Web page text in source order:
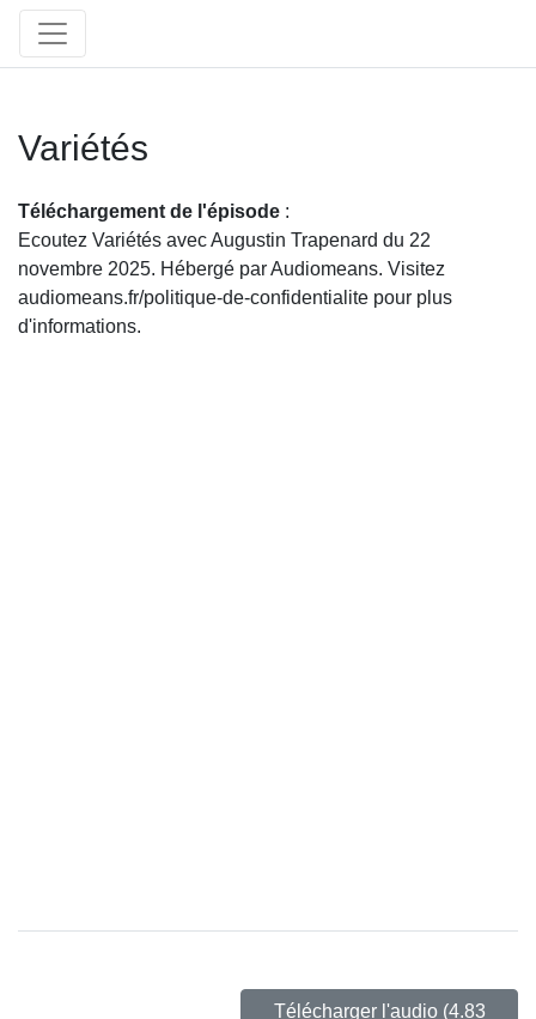
Variétés
Téléchargement de l'épisode :
Ecoutez Variétés avec Augustin Trapenard du 22
novembre 2025. Hébergé par Audiomeans. Visitez
audiomeans.fr/politique-de-confidentialite pour plus
d'informations.
Télécharger l'audio (4.83